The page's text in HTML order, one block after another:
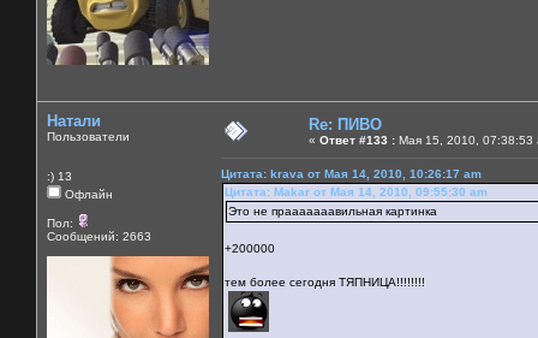
Натали
Пользователи
:) 13
Офлайн
Пол:
Сообщений: 2663
Re: ПИВО
« Ответ #133 : Мая 15, 2010, 07:38:53
Цитата: krava от Мая 14, 2010, 10:26:17 am
Цитата: Makar от Мая 14, 2010, 09:55:30 am
Это не прааааааавильная картинка
+200000
тем более сегодня ТЯПНИЦА!!!!!!!!